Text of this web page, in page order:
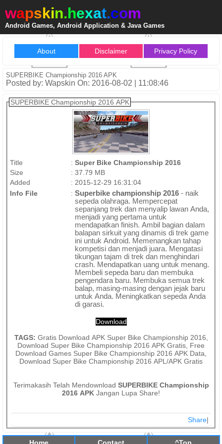
wapskin.hexat.com
Android Games, Android Application & Java Games
About Disclaimer Privacy Policy
SUPERBIKE Championship 2016 APK
Posted by: Wapskin On: 2016-08-02 | 11:08:46
SUPERBIKE Championship 2016 APK
Title : Super Bike Championship 2016
Size
: 37.79 MB
Added
: 2015-12-29 16:31:04
Info File
: Superbike championship 2016 - naik
sepeda olahraga. Mempercepat
sepanjang trek dan menyalip lawan Anda,
menjadi yang pertama untuk
mendapatkan finish. Ambil bagian dalam
balapan sirkuit yang dinamis di trek game
ini untuk Android. Memenangkan tahap
kompetisi dan menjadi juara. Mengatasi
tikungan tajam di trek dan menghindari
crash. Mendapatkan uang untuk menang.
Membeli sepeda baru dan membuka
pengendara baru. Membuka semua trek
balap, masing-masing dengan jejak baru
untuk Anda. Meningkatkan sepeda Anda
di garasi.
Download
TAGS: Gratis Download APK Super Bike Championship 2016,
Download Super Bike Championship 2016 APK Gratis, Free
Download Games Super Bike Championship 2016 APK Data,
Download Super Bike Championship 2016 APL/APK Gratis
Terimakasih Telah Mendownload SUPERBIKE Championship
2016 APK Jangan Lupa Share!
Share|